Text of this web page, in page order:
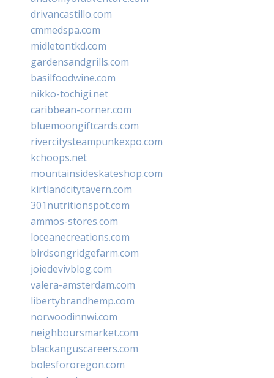
drivancastillo.com
cmmedspa.com
midletontkd.com
gardensandgrills.com
basilfoodwine.com
nikko-tochigi.net
caribbean-corner.com
bluemoongiftcards.com
rivercitysteampunkexpo.com
kchoops.net
mountainsideskateshop.com
kirtlandcitytavern.com
301nutritionspot.com
ammos-stores.com
loceanecreations.com
birdsongridgefarm.com
joiedevivblog.com
valera-amsterdam.com
libertybrandhemp.com
norwoodinnwi.com
neighboursmarket.com
blackanguscareers.com
bolesfororegon.com